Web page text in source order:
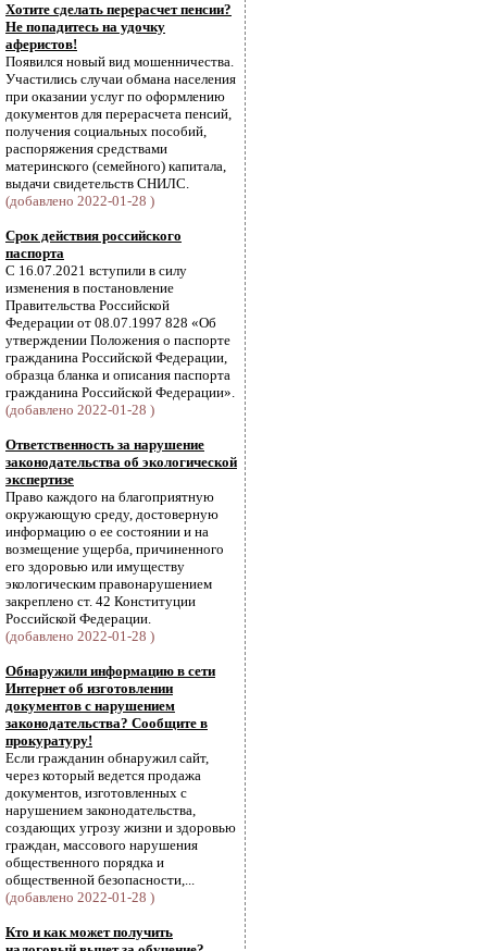
Хотите сделать перерасчет пенсии?
Не попадитесь на удочку
аферистов!
Появился новый вид мошенничества.
Участились случаи обмана населения
при оказании услуг по оформлению
документов для перерасчета пенсий,
получения социальных пособий,
распоряжения средствами
материнского (семейного) капитала,
выдачи свидетельств СНИЛС.
(добавлено 2022-01-28 )
Срок действия российского
паспорта
С 16.07.2021 вступили в силу
изменения в постановление
Правительства Российской
Федерации от 08.07.1997 828 «Об
утверждении Положения о паспорте
гражданина Российской Федерации,
образца бланка и описания паспорта
гражданина Российской Федерации».
(добавлено 2022-01-28 )
Ответственность за нарушение
законодательства об экологической
экспертизе
Право каждого на благоприятную
окружающую среду, достоверную
информацию о ее состоянии и на
возмещение ущерба, причиненного
его здоровью или имуществу
экологическим правонарушением
закреплено ст. 42 Конституции
Российской Федерации.
(добавлено 2022-01-28 )
Обнаружили информацию в сети
Интернет об изготовлении
документов с нарушением
законодательства? Сообщите в
прокуратуру!
Если гражданин обнаружил сайт,
через который ведется продажа
документов, изготовленных с
нарушением законодательства,
создающих угрозу жизни и здоровью
граждан, массового нарушения
общественного порядка и
общественной безопасности,...
(добавлено 2022-01-28 )
Кто и как может получить